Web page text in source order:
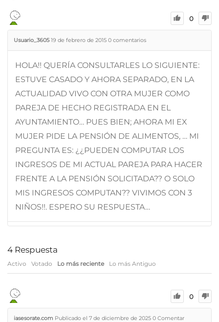
0
Usuario_3605 19 de febrero de 2015 0 comentarios
HOLA!! QUERÍA CONSULTARLES LO SIGUIENTE:
ESTUVE CASADO Y AHORA SEPARADO, EN LA
ACTUALIDAD VIVO CON OTRA MUJER COMO
PAREJA DE HECHO REGISTRADA EN EL
AYUNTAMIENTO… PUES BIEN; AHORA MI EX
MUJER PIDE LA PENSIÓN DE ALIMENTOS, … MI
PREGUNTA ES: ¿¿PUEDEN COMPUTAR LOS
INGRESOS DE MI ACTUAL PAREJA PARA HACER
FRENTE A LA PENSIÓN SOLICITADA?? O SOLO
MIS INGRESOS COMPUTAN?? VIVIMOS CON 3
NIÑOS!!. ESPERO SU RESPUESTA…
4 Respuesta
Activo Votado Lo más reciente Lo más Antiguo
0
iasesorate.com Publicado el 7 de diciembre de 2025 0 Comentar